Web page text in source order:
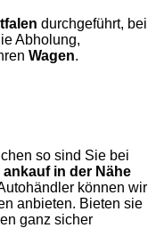
durchgeführt, bei
Abholung,
Wagen.
so sind Sie bei
in der Nähe
können wir
anbieten. Bieten sie
ganz sicher